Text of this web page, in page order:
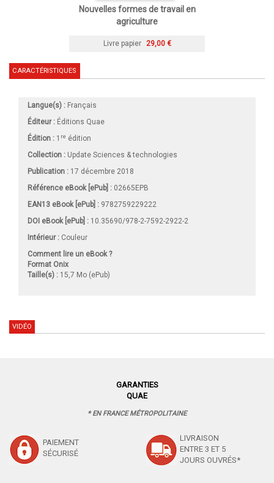
Nouvelles formes de travail en
agriculture
Livre papier 29,00 €
CARACTÉRISTIQUES
Langue(s) : Français
Éditeur : Éditions Quae
Édition : 1 re édition
Collection : Update Sciences & technologies
Publication : 17 décembre 2018
Référence eBook [ePub] : 02665EPB
EAN13 eBook [ePub] : 9782759229222
DOI eBook [ePub] : 10.35690/978-2-7592-2922-2
Intérieur : Couleur
Comment lire un eBook ?
Format Onix
Taille(s) : 15,7 Mo (ePub)
VIDÉO
GARANTIES
QUAE
* EN FRANCE MÉTROPOLITAINE
PAIEMENT
SÉCURISÉ
LIVRAISON
ENTRE 3 ET 5
JOURS OUVRÉS*